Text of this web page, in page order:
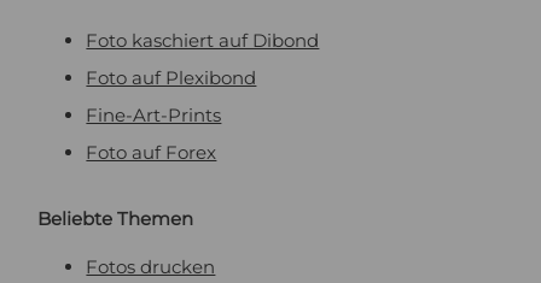
Foto kaschiert auf Dibond
Foto auf Plexibond
Fine-Art-Prints
Foto auf Forex
Beliebte Themen
Fotos drucken